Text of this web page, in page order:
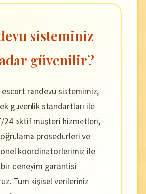
sisteminiz
güvenilir?
escort randevu sistemimiz,
güvenlik standartları ile
7/24 aktif müşteri hizmetleri,
prosedürleri ve
koordinatörlerimiz ile
deneyim garantisi
Tüm kişisel verileriniz